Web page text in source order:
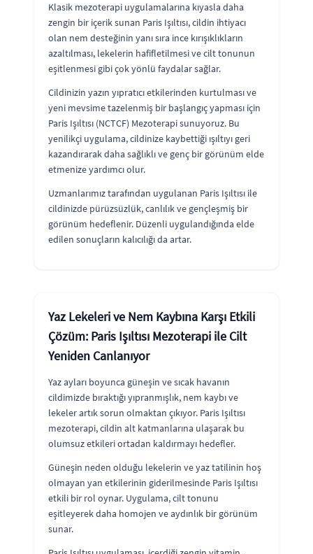
Klasik mezoterapi uygulamalarına kıyasla daha
zengin bir içerik sunan Paris Işıltısı, cildin ihtiyacı
olan nem desteğinin yanı sıra ince kırışıklıkların
azaltılması, lekelerin hafifletilmesi ve cilt tonunun
eşitlenmesi gibi çok yönlü faydalar sağlar.
Cildinizin yazın yıpratıcı etkilerinden kurtulması ve
yeni mevsime tazelenmiş bir başlangıç yapması için
Paris Işıltısı (NCTCF) Mezoterapi sunuyoruz. Bu
yenilikçi uygulama, cildinize kaybettiği ışıltıyı geri
kazandırarak daha sağlıklı ve genç bir görünüm elde
etmenize yardımcı olur.
Uzmanlarımız tarafından uygulanan Paris Işıltısı ile
cildinizde pürüzsüzlük, canlılık ve gençleşmiş bir
görünüm hedeflenir. Düzenli uygulandığında elde
edilen sonuçların kalıcılığı da artar.
Yaz Lekeleri ve Nem Kaybına Karşı Etkili
Çözüm: Paris Işıltısı Mezoterapi ile Cilt
Yeniden Canlanıyor
Yaz ayları boyunca güneşin ve sıcak havanın
cildimizde bıraktığı yıpranmışlık, nem kaybı ve
lekeler artık sorun olmaktan çıkıyor. Paris Işıltısı
mezoterapi, cildin alt katmanlarına ulaşarak bu
olumsuz etkileri ortadan kaldırmayı hedefler.
Güneşin neden olduğu lekelerin ve yaz tatilinin hoş
olmayan yan etkilerinin giderilmesinde Paris Işıltısı
etkili bir rol oynar. Uygulama, cilt tonunu
eşitleyerek daha homojen ve aydınlık bir görünüm
sunar.